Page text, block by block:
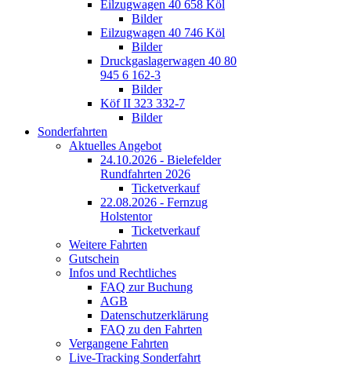
Eilzugwagen 40 658 Köl
Bilder
Eilzugwagen 40 746 Köl
Bilder
Druckgaslagerwagen 40 80
945 6 162-3
Bilder
Köf II 323 332-7
Bilder
Sonderfahrten
Aktuelles Angebot
24.10.2026 - Bielefelder
Rundfahrten 2026
Ticketverkauf
22.08.2026 - Fernzug
Holstentor
Ticketverkauf
Weitere Fahrten
Gutschein
Infos und Rechtliches
FAQ zur Buchung
AGB
Datenschutzerklärung
FAQ zu den Fahrten
Vergangene Fahrten
Live-Tracking Sonderfahrt